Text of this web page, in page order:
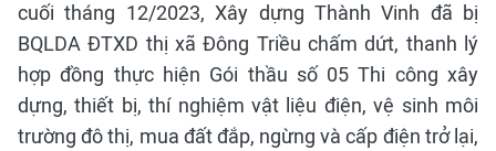
cuối tháng 12/2023, Xây dựng Thành Vinh đã bị
BQLDA ĐTXD thị xã Đông Triều chấm dứt, thanh lý
hợp đồng thực hiện Gói thầu số 05 Thi công xây
dựng, thiết bị, thí nghiệm vật liệu điện, vệ sinh môi
trường đô thị, mua đất đắp, ngừng và cấp điện trở lại,